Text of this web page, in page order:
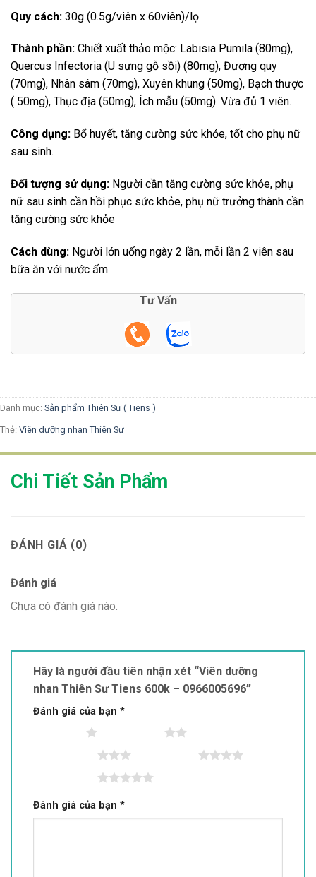
Quy cách: 30g (0.5g/viên x 60viên)/lọ
Thành phần: Chiết xuất thảo mộc: Labisia Pumila (80mg),
Quercus Infectoria (U sưng gỗ sồi) (80mg), Đương quy
(70mg), Nhân sâm (70mg), Xuyên khung (50mg), Bạch thược
( 50mg), Thục địa (50mg), Ích mẫu (50mg). Vừa đủ 1 viên.
Công dụng: Bổ huyết, tăng cường sức khỏe, tốt cho phụ nữ
sau sinh.
Đối tượng sử dụng: Người cần tăng cường sức khỏe, phụ
nữ sau sinh cần hồi phục sức khỏe, phụ nữ trưởng thành cần
tăng cường sức khỏe
Cách dùng: Người lớn uống ngày 2 lần, mỗi lần 2 viên sau
bữa ăn với nước ấm
Tư Vấn
Danh mục: Sản phẩm Thiên Sư ( Tiens )
Thẻ: Viên dưỡng nhan Thiên Sư
Chi Tiết Sản Phẩm
ĐÁNH GIÁ (0)
Đánh giá
Chưa có đánh giá nào.
Hãy là người đầu tiên nhận xét “Viên dưỡng
nhan Thiên Sư Tiens 600k – 0966005696”
Đánh giá của bạn *
Đánh giá của bạn *